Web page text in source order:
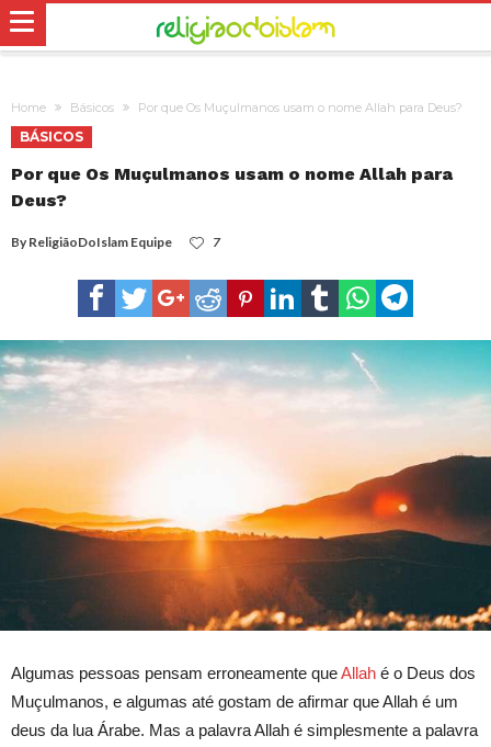
Home Básicos Por que Os Muçulmanos usam o nome Allah para Deus?
BÁSICOS
Por que Os Muçulmanos usam o nome Allah para
Deus?
By ReligiãoDoIslam Equipe 7
Algumas pessoas pensam erroneamente queAllah é o Deus dos
Muçulmanos, e algumas até gostam de afirmar que Allah é um
deus da lua Árabe. Mas a palavra Allah é simplesmente a palavra